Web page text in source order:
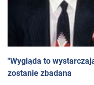
"Wygląda to
zostanie zbadana